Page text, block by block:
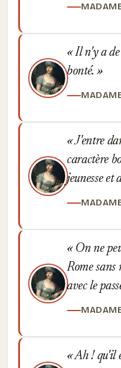
Il n'y a de
bonté.
J'entre
caractère
jeunesse et
On ne
Rome sans
avec le
Ah ! qu'il